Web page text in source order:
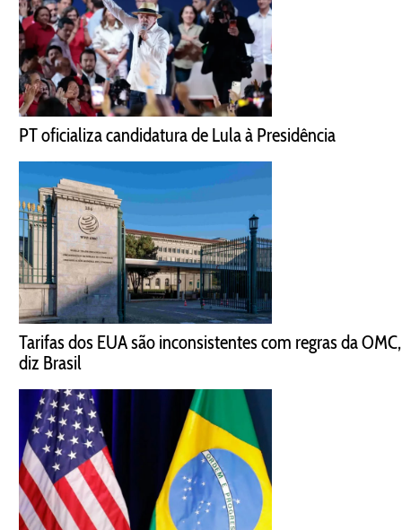
PT oficializa candidatura de Lula à Presidência
Tarifas dos EUA são inconsistentes com regras da OMC,
diz Brasil